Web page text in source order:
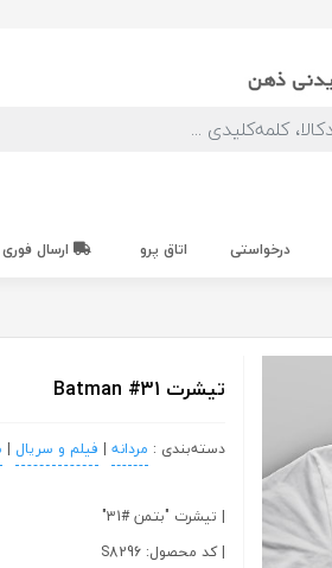
درخواستی اتاق پرو ارسال فوری
تیشرت Batman #31
دسته‌بندی : مردانه | فیلم و سریال |
| تیشرت "بتمن #31"
| کد محصول: S8296